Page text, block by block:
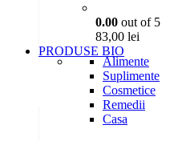
0.00 out of 5
83,00 lei
PRODUSE BIO
Alimente
Suplimente
Cosmetice
Remedii
Casa